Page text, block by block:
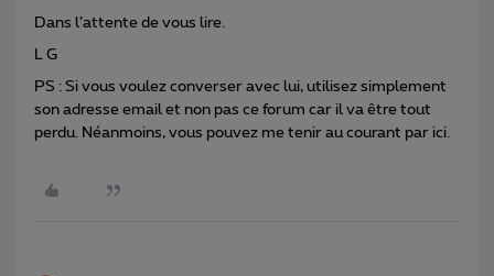
Dans l’attente de vous lire.
L G
PS : Si vous voulez converser avec lui, utilisez simplement
son adresse email et non pas ce forum car il va être tout
perdu. Néanmoins, vous pouvez me tenir au courant par ici.